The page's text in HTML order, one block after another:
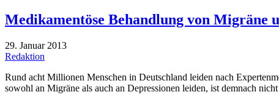
Medikamentöse Behandlung von Migräne
29. Januar 2013
Redaktion
Rund acht Millionen Menschen in Deutschland leiden nach
sowohl an Migräne als auch an Depressionen leiden, ist demnach